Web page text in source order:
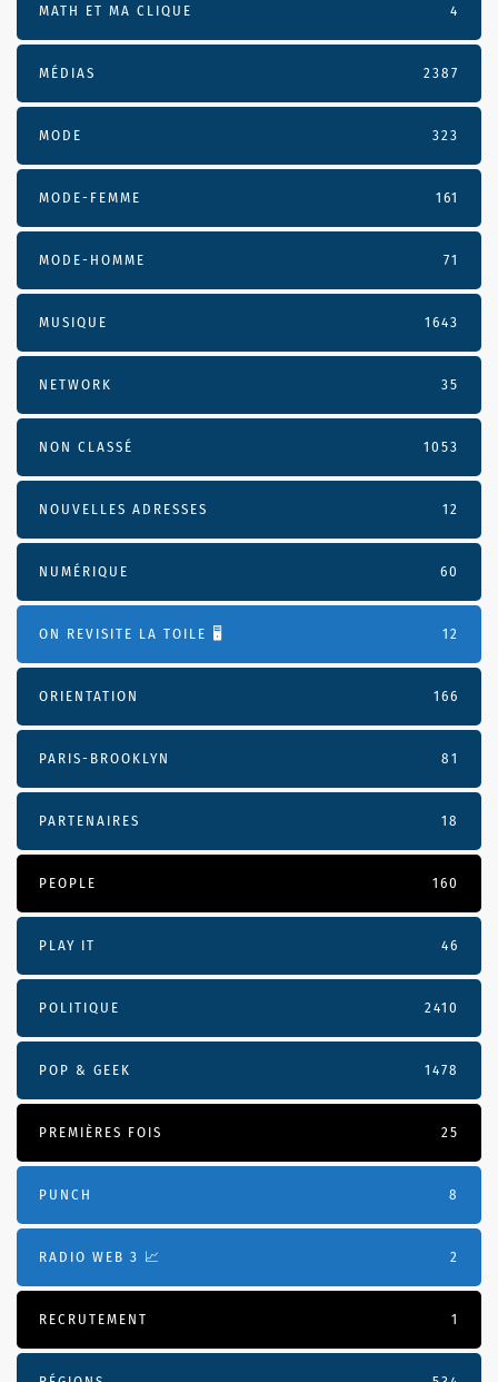
MATH ET MA CLIQUE 4
MÉDIAS 2387
MODE 323
MODE-FEMME 161
MODE-HOMME 71
MUSIQUE 1643
NETWORK 35
NON CLASSÉ 1053
NOUVELLES ADRESSES 12
NUMÉRIQUE 60
ON REVISITE LA TOILE 🖥️ 12
ORIENTATION 166
PARIS-BROOKLYN 81
PARTENAIRES 18
PEOPLE 160
PLAY IT 46
POLITIQUE 2410
POP & GEEK 1478
PREMIÈRES FOIS 25
PUNCH 8
RADIO WEB 3 📈 2
RECRUTEMENT 1